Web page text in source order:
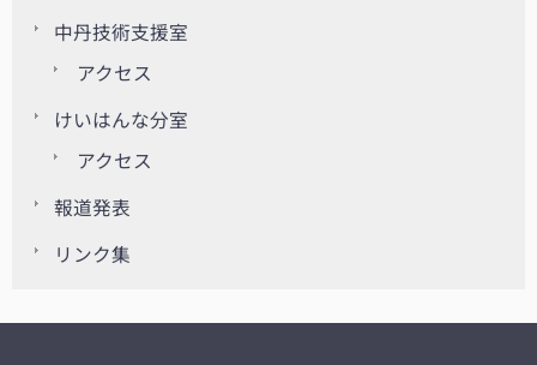
中丹技術支援室
アクセス
けいはんな分室
アクセス
報道発表
リンク集